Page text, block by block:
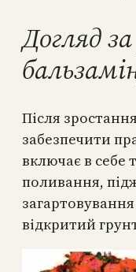
Догляд
Після
забезпечити
включає в себе
поливання,
відкритий